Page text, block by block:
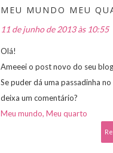
MEU MUNDO MEU
11 de junho de 2013 às 10:55
Olá!
Ameeei o post novo do seu
Se puder dá uma passadinha no
deixa um comentário?
Meu mundo, Meu quarto